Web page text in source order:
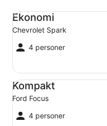
Ekonomi
Chevrolet Spark
4 personer
Ekonomi Chevrolet Spark
Kompakt
Ford Focus
4 personer
Kompakt Ford Focus